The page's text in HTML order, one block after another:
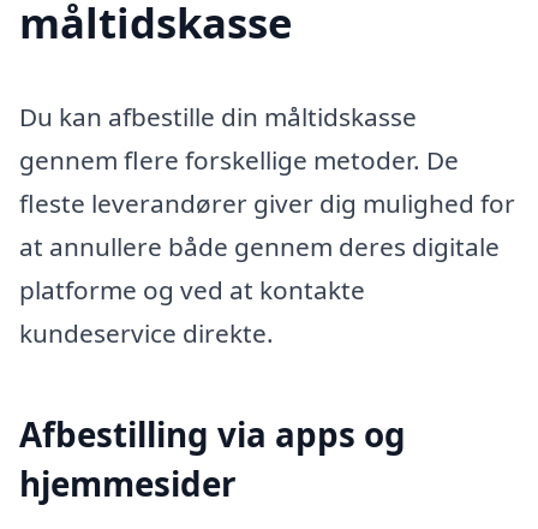
måltidskasse
Du kan afbestille din måltidskasse
gennem flere forskellige metoder. De
fleste leverandører giver dig mulighed for
at annullere både gennem deres digitale
platforme og ved at kontakte
kundeservice direkte.
Afbestilling via apps og
hjemmesider